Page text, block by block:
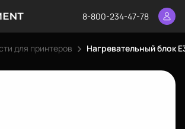
8-800-234-47-78
для принтеров Нагревательный блок